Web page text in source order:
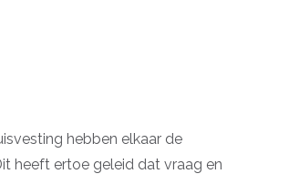
hebben elkaar de
heeft ertoe geleid dat vraag en